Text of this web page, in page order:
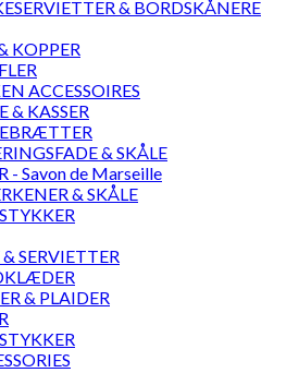
& BORDSKÅNERE
KOPPER
ACCESSOIRES
& KASSER
& SKÅLE
- Savon de Marseille
& SKÅLE
SERVIETTER
& PLAIDER